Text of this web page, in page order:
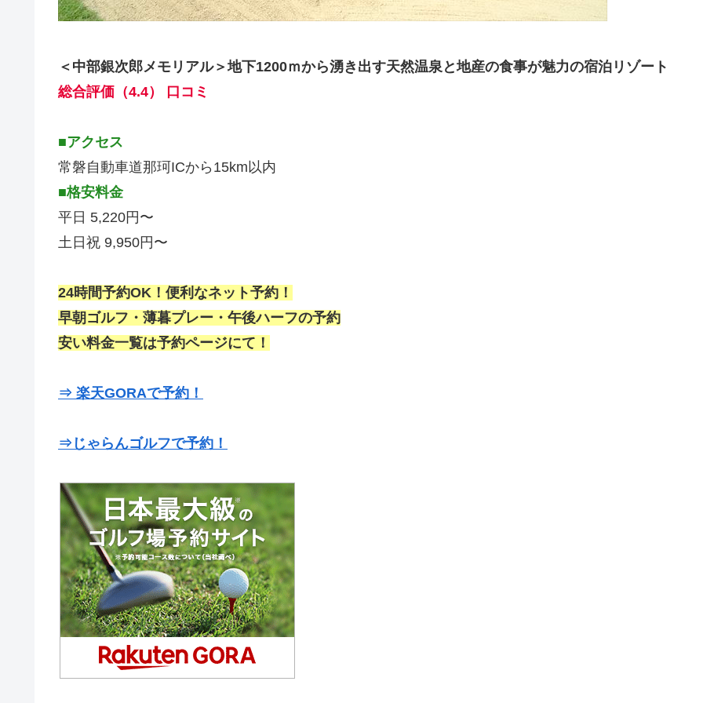
＜中部銀次郎メモリアル＞地下1200ｍから湧き出す天然温泉と地産の食事が魅力の宿泊リゾート
総合評価（4.4） 口コミ
■アクセス
常磐自動車道那珂ICから15km以内
■格安料金
平日 5,220円〜
土日祝 9,950円〜
24時間予約OK！便利なネット予約！
早朝ゴルフ・薄暮プレー・午後ハーフの予約
安い料金一覧は予約ページにて！
⇒ 楽天GORAで予約！
⇒じゃらんゴルフで予約！